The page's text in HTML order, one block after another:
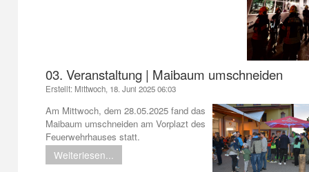
03. Veranstaltung | Maibaum umschneiden
Erstellt: Mittwoch, 18. Juni 2025 06:03
Am Mittwoch, dem 28.05.2025 fand das
Maibaum umschneiden am Vorplazt des
Feuerwehrhauses statt.
Weiterlesen...